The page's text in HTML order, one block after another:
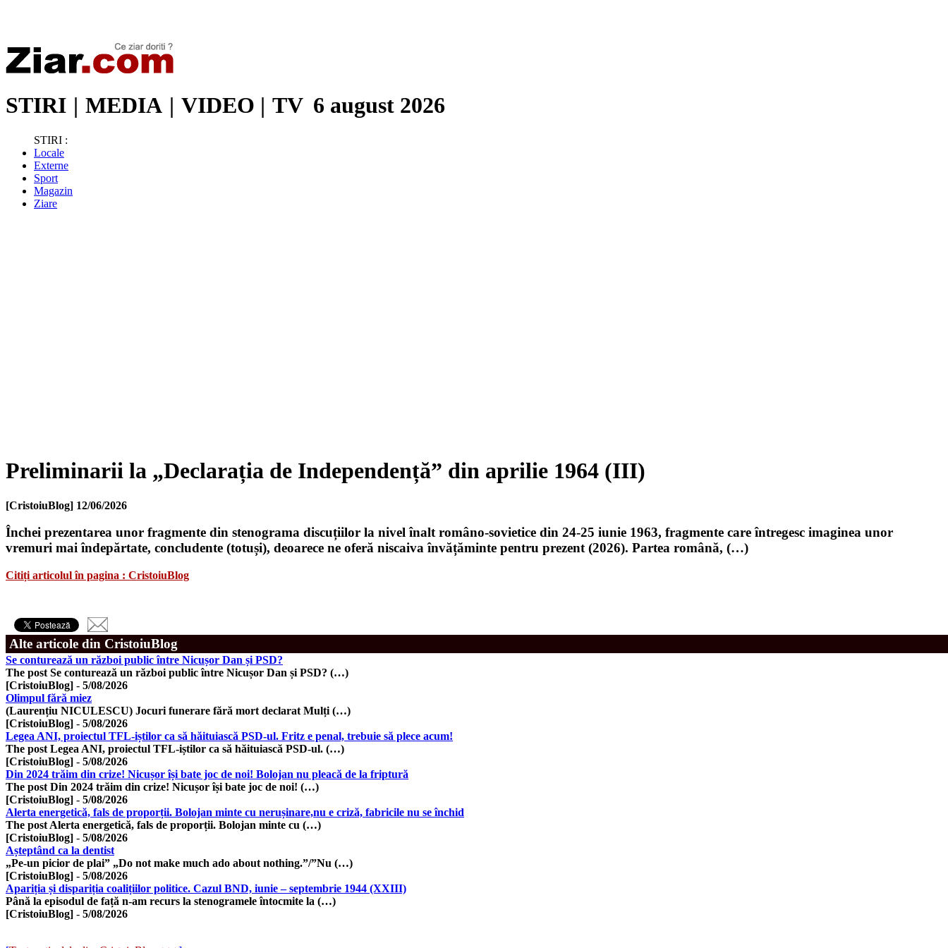
STIRI | MEDIA | VIDEO | TV 6 august 2026
STIRI :
Locale
Externe
Sport
Magazin
Ziare
Preliminarii la „Declarația de Independență” din aprilie 1964 (III)
[CristoiuBlog] 12/06/2026
Închei prezentarea unor fragmente din stenograma discuțiilor la nivel înalt româno-sovietice din 24-25 iunie 1963, fragmente care întregesc imaginea unor
vremuri mai îndepărtate, concludente (totuși), deoarece ne oferă niscaiva învățăminte pentru prezent (2026). Partea română, (…)
Citiți articolul în pagina : CristoiuBlog
Alte articole din CristoiuBlog
Se conturează un război public între Nicușor Dan și PSD?
The post Se conturează un război public între Nicușor Dan și PSD? (…)
[CristoiuBlog] - 5/08/2026
Olimpul fără miez
(Laurențiu NICULESCU) Jocuri funerare fără mort declarat Mulți (…)
[CristoiuBlog] - 5/08/2026
Legea ANI, proiectul TFL-iștilor ca să hăituiască PSD-ul. Fritz e penal, trebuie să plece acum!
The post Legea ANI, proiectul TFL-iștilor ca să hăituiască PSD-ul. (…)
[CristoiuBlog] - 5/08/2026
Din 2024 trăim din crize! Nicușor își bate joc de noi! Bolojan nu pleacă de la friptură
The post Din 2024 trăim din crize! Nicușor își bate joc de noi! (…)
[CristoiuBlog] - 5/08/2026
Alerta energetică, fals de proporții. Bolojan minte cu nerușinare,nu e criză, fabricile nu se închid
The post Alerta energetică, fals de proporții. Bolojan minte cu (…)
[CristoiuBlog] - 5/08/2026
Așteptând ca la dentist
„Pe-un picior de plai” „Do not make much ado about nothing.”/”Nu (…)
[CristoiuBlog] - 5/08/2026
Apariția și dispariția coalițiilor politice. Cazul BND, iunie – septembrie 1944 (XXIII)
Până la episodul de față n-am recurs la stenogramele întocmite la (…)
[CristoiuBlog] - 5/08/2026